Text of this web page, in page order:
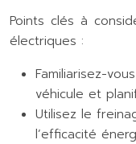
Points clés à
électriques :
Familiarisez-
véhicule et
Utilisez le
l’efficacité